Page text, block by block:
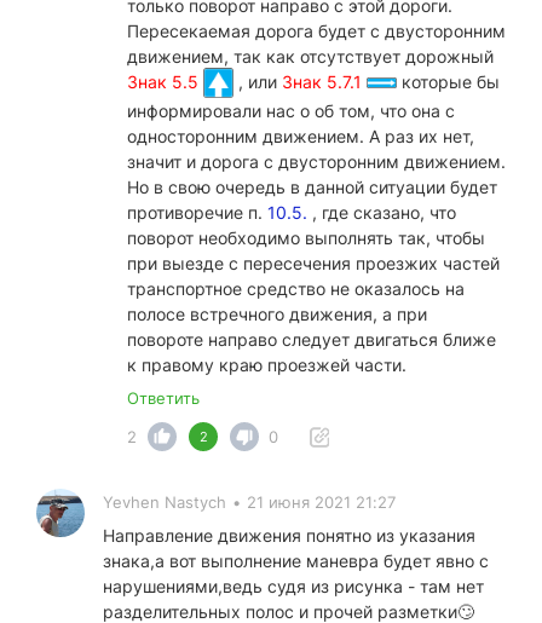
только поворот направо с этой дороги.
Пересекаемая дорога будет с двусторонним
движением, так как отсутствует дорожный
Знак 5.5
, или Знак 5.7.1
которые бы
информировали нас о об том, что она с
односторонним движением. А раз их нет,
значит и дорога с двусторонним движением.
Но в свою очередь в данной ситуации будет
противоречие п. 10.5. , где сказано, что
поворот необходимо выполнять так, чтобы
при выезде с пересечения проезжих частей
транспортное средство не оказалось на
полосе встречного движения, а при
повороте направо следует двигаться ближе
к правому краю проезжей части.
Ответить
2
2 0
Yevhen Nastych • 21 июня 2021 21:27
Направление движения понятно из указания
знака,а вот выполнение маневра будет явно с
нарушениями,ведь судя из рисунка - там нет
разделительных полос и прочей разметки🙄